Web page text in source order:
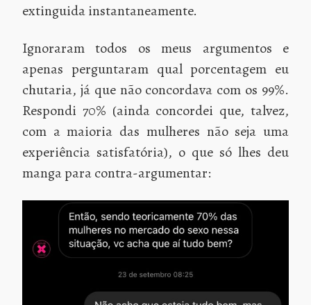
extinguida instantaneamente.
Ignoraram todos os meus argumentos e
apenas perguntaram qual porcentagem eu
chutaria, já que não concordava com os 99%.
Respondi 70% (ainda concordei que, talvez,
com a maioria das mulheres não seja uma
experiência satisfatória), o que só lhes deu
manga para contra-argumentar: